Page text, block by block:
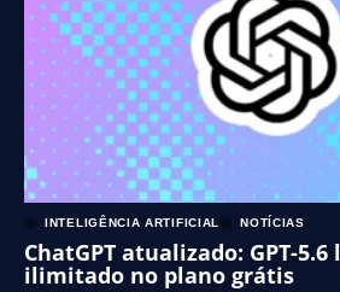
INTELIGÊNCIA ARTIFICIAL NOTÍCIAS
ChatGPT atualizado: GPT-
ilimitado no plano grátis